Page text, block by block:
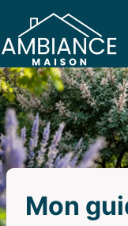
contenu
Mon